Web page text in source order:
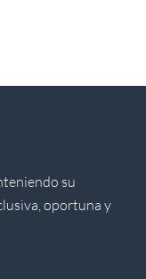
su
oportuna y